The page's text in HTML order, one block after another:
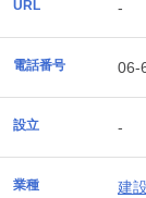
URL -
電話番号 06-
設立 -
業種
建設